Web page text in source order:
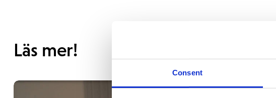
Consent
Läs mer!